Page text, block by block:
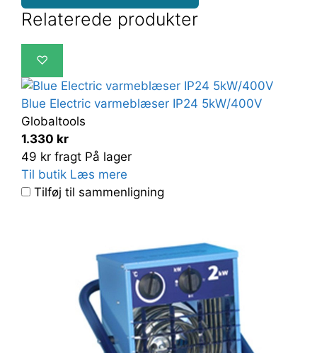
Relaterede produkter
♡
Blue Electric varmeblæser IP24 5kW/400V
Globaltools
1.330 kr
49 kr fragt På lager
Til butik Læs mere
Tilføj til sammenligning